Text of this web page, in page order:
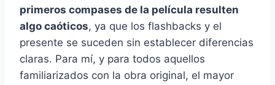
primeros compases de la película resulten
algo caóticos, ya que los flashbacks y el
presente se suceden sin establecer diferencias
claras. Para mí, y para todos aquellos
familiarizados con la obra original, el mayor